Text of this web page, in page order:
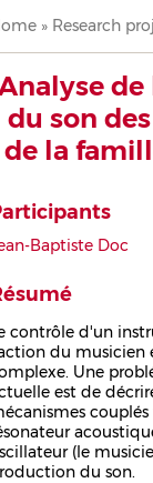
Research
du son
de la
Baptiste Doc
contrôle d'un
du musicien
Une
est de
(le
du son.